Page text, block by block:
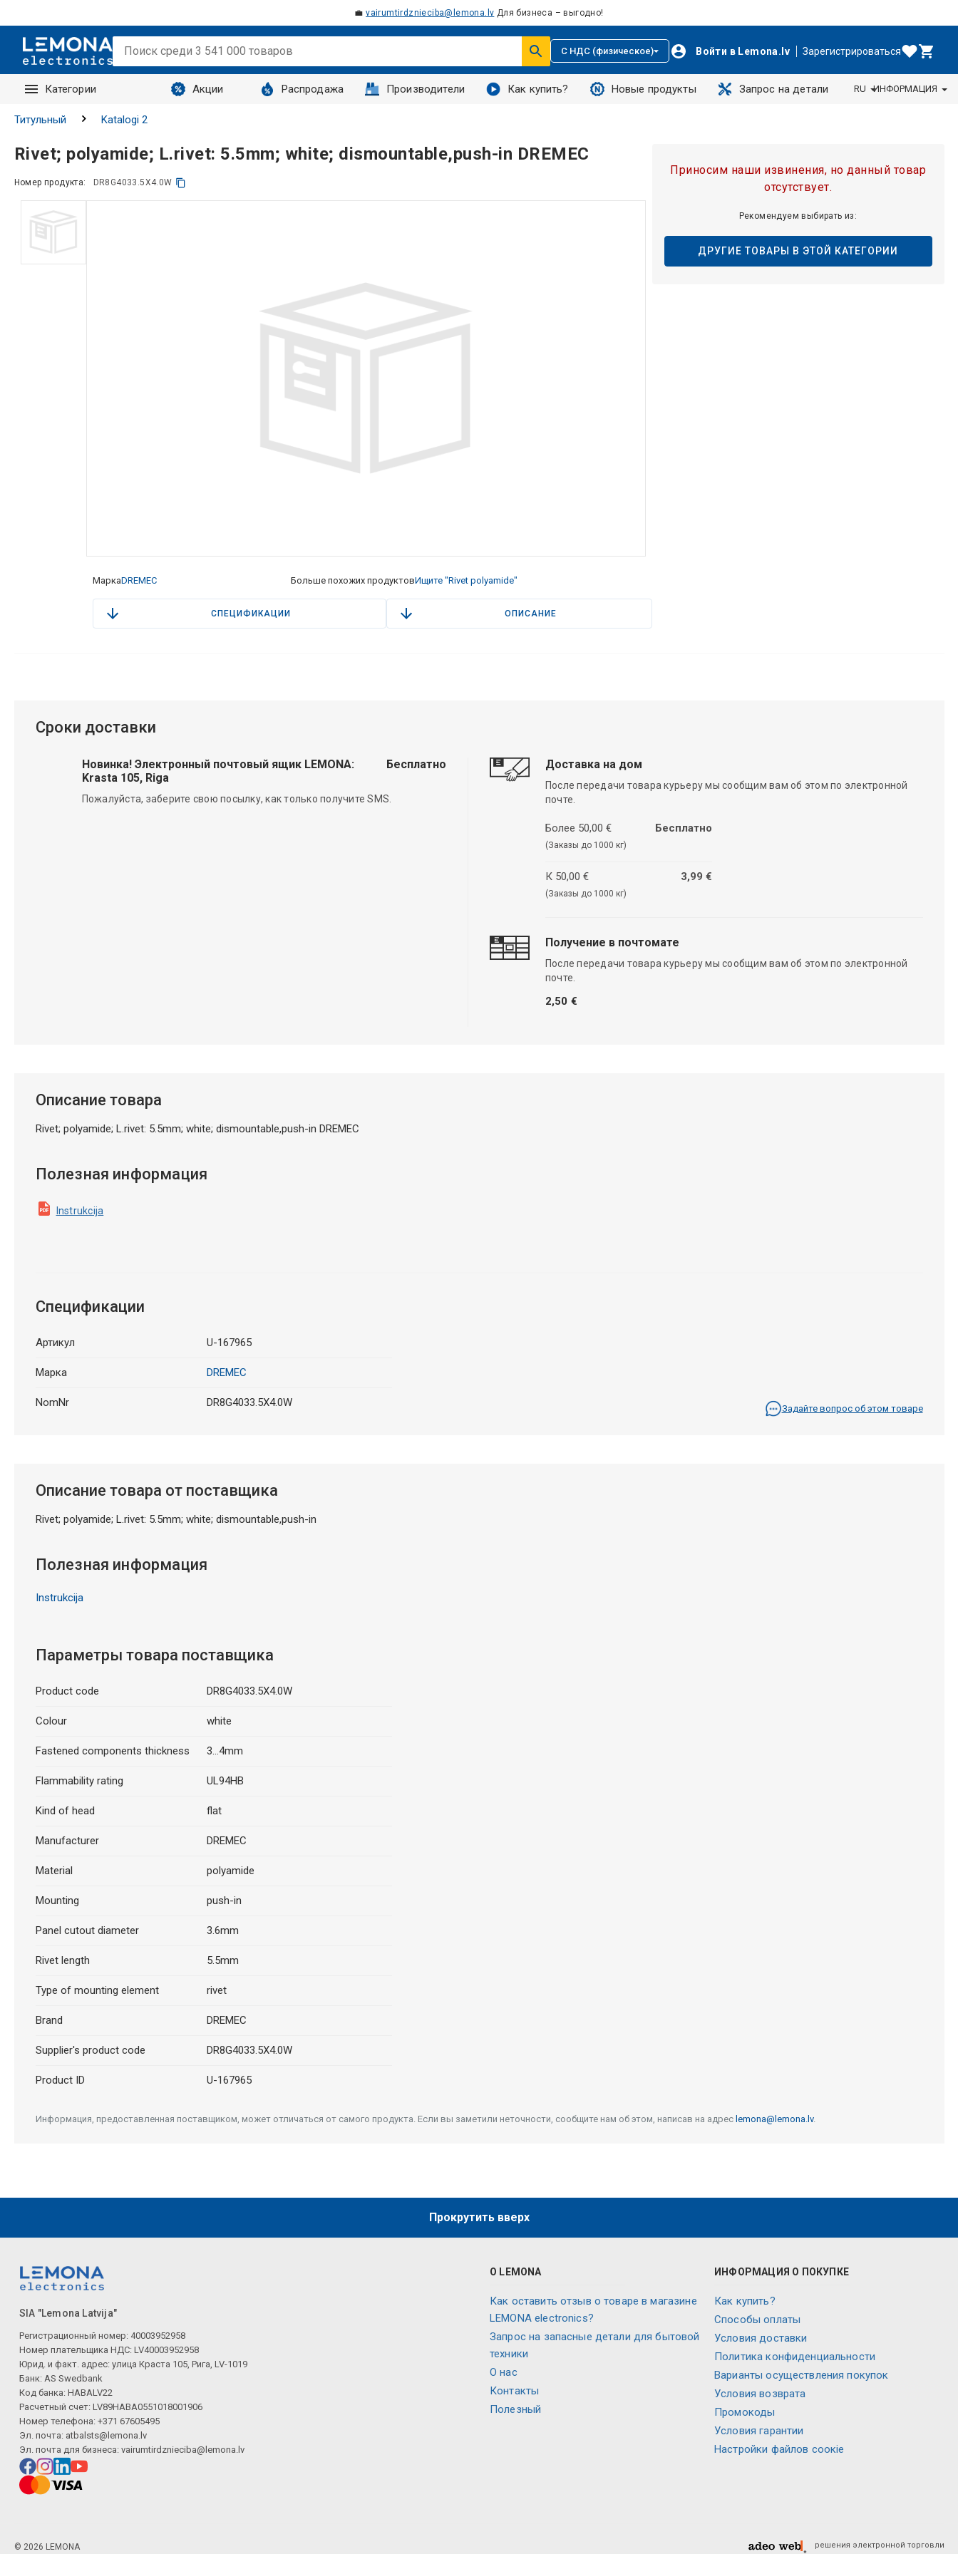
💼vairumtirdznieciba@lemona.lv Для бизнеса – выгодно!
С НДС (физическое) Войти в Lemona.lv Зарегистрироваться
Категории Акции Распродажа Производители Как купить? Новые продукты Запрос на детали
Запросы
RU ИНФОРМАЦИЯ
Титульный Katalogi 2
Rivet; polyamide; L.rivet: 5.5mm; white; dismountable,push-in DREMEC
Номер продукта: DR8G4033.5X4.0W
МаркаDREMEC Больше похожих продуктовИщите "Rivet polyamide"
СПЕЦИФИКАЦИИ ОПИСАНИЕ
Приносим наши извинения, но данный товар
отсутствует.
Рекомендуем выбирать из:
ДРУГИЕ ТОВАРЫ В ЭТОЙ КАТЕГОРИИ
Сроки доставки
Новинка! Электронный почтовый ящик LEMONA:
Krasta 105, Riga
Бесплатно
Пожалуйста, заберите свою посылку, как только получите SMS.
Доставка на дом
После передачи товара курьеру мы сообщим вам об этом по электронной
почте.
Более 50,00 €
(Заказы до 1000 кг)
Бесплатно
К 50,00 €
(Заказы до 1000 кг)
3,99 €
Получение в почтомате
После передачи товара курьеру мы сообщим вам об этом по электронной
почте.
2,50 €
Описание товара
Rivet; polyamide; L.rivet: 5.5mm; white; dismountable,push-in DREMEC
Полезная информация
Instrukcija
Спецификации
Артикул U-167965
Марка DREMEC
NomNr DR8G4033.5X4.0W Задайте вопрос об этом товаре
Описание товара от поставщика
Rivet; polyamide; L.rivet: 5.5mm; white; dismountable,push-in
Полезная информация
Instrukcija
Параметры товара поставщика
Product code DR8G4033.5X4.0W
Colour white
Fastened components thickness 3...4mm
Flammability rating UL94HB
Kind of head flat
Manufacturer DREMEC
Material polyamide
Mounting push-in
Panel cutout diameter 3.6mm
Rivet length 5.5mm
Type of mounting element rivet
Brand DREMEC
Supplier's product code DR8G4033.5X4.0W
Product ID U-167965
Информация, предоставленная поставщиком, может отличаться от самого продукта. Если вы заметили неточности, сообщите нам об этом, написав на адрес lemona@lemona.lv.
Прокрутить вверх
SIA "Lemona Latvija"
Регистрационный номер: 40003952958
Номер плательщика НДС: LV40003952958
Юрид. и факт. адрес: улица Краста 105, Рига, LV-1019
Банк: AS Swedbank
Код банка: HABALV22
Расчетный счет: LV89HABA0551018001906
Номер телефона: +371 67605495
Эл. почта: atbalsts@lemona.lv
Эл. почта для бизнеса: vairumtirdznieciba@lemona.lv
О LEMONA
Как оставить отзыв о товаре в магазине
LEMONA electronics?
Запрос на запасные детали для бытовой
техники
О нас
Контакты
Полезный
ИНФОРМАЦИЯ О ПОКУПКЕ
Как купить?
Способы оплаты
Условия доставки
Политика конфиденциальности
Варианты осуществления покупок
Условия возврата
Промокоды
Условия гарантии
Настройки файлов соокіе
© 2026 LEMONA решения электронной торговли